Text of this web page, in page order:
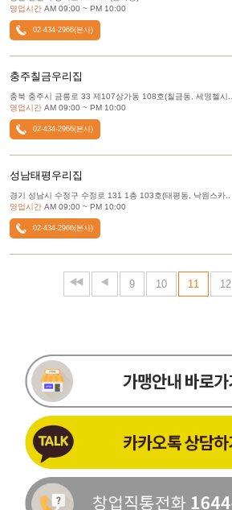
영업시간 AM 09:00 ~ PM 10:00
02-434-2966(본사)
충주칠금우리집
충북 충주시 금릉로 33 제107상가동 108호(칠금동, 세영첼시..
영업시간 AM 09:00 ~ PM 10:00
02-434-2966(본사)
성남태평우리집
경기 성남시 수정구 수정로 131 1층 103호(태평동, 낙원스카..
영업시간 AM 09:00 ~ PM 10:00
02-434-2966(본사)
9 10 11 12